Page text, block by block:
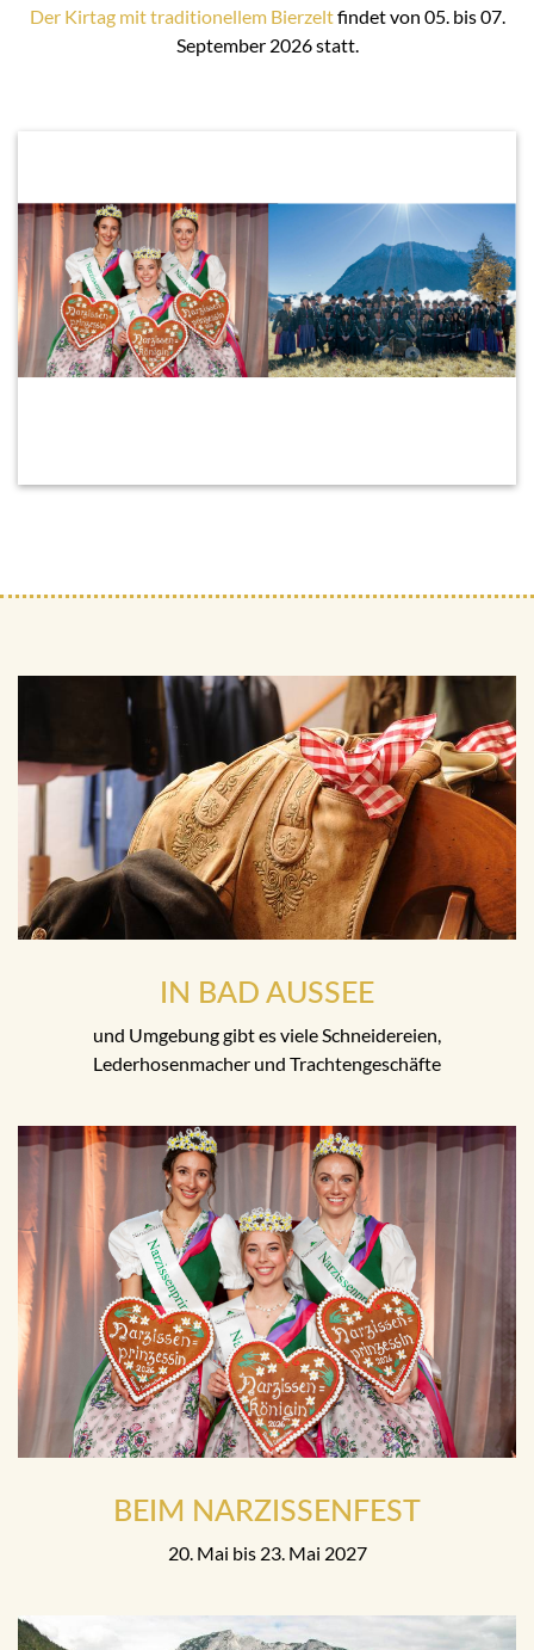
Der Kirtag mit traditionellem Bierzeltfindet von 05. bis 07.
September 2026 statt.
IN BAD AUSSEE
und Umgebung gibt es viele Schneidereien,
Lederhosenmacher und Trachtengeschäfte
BEIM NARZISSENFEST
20. Mai bis 23. Mai 2027